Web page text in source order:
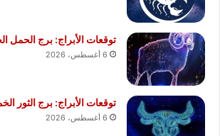
توقعات الأبراج: برج الحمل
6 أغسطس، 2026
توقعات الأبراج: برج الثور الخميس 6
6 أغسطس، 2026